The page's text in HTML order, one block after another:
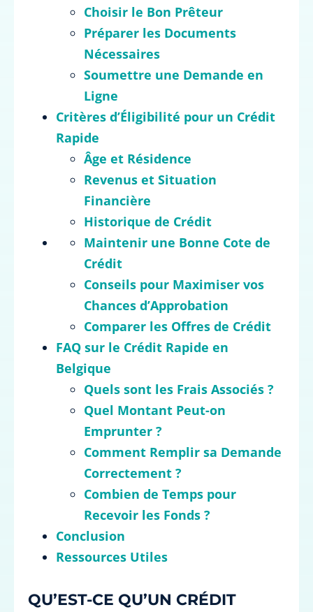
Choisir le Bon Prêteur
Préparer les Documents
Nécessaires
Soumettre une Demande en
Ligne
Critères d’Éligibilité pour un Crédit
Rapide
Âge et Résidence
Revenus et Situation
Financière
Historique de Crédit
Maintenir une Bonne Cote de
Crédit
Conseils pour Maximiser vos
Chances d’Approbation
Comparer les Offres de Crédit
FAQ sur le Crédit Rapide en
Belgique
Quels sont les Frais Associés ?
Quel Montant Peut-on
Emprunter ?
Comment Remplir sa Demande
Correctement ?
Combien de Temps pour
Recevoir les Fonds ?
Conclusion
Ressources Utiles
QU’EST-CE QU’UN CRÉDIT